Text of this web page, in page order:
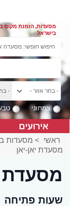
מסעדות, הזמנת מקום
בישראל
צמחוני
אירועים
ראשי > מסעדות
מסעדת יאן-יאן
מסעדת
שעות פתיחה